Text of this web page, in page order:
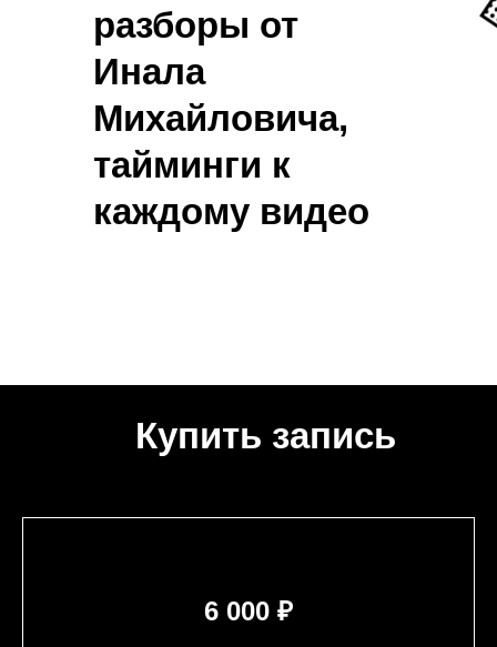
разборы от
Инала
Михайловича,
тайминги к
каждому видео
Купить запись
6 000 ₽